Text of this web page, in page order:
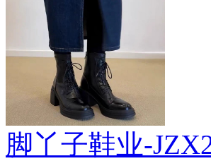
脚丫子鞋业-